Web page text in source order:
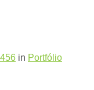
in Portfólio